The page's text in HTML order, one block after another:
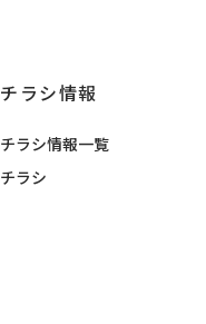
チラシ情報
チラシ情報一覧
チラシ